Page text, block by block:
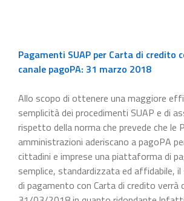
Pagamenti SUAP per Carta di credito
canale pagoPA: 31 marzo 2018
Allo scopo di ottenere una maggiore
semplicità dei procedimenti SUAP e di
rispetto della norma che prevede che le
amministrazioni aderiscano a pagoPA
cittadini e imprese una piattaforma di
semplice, standardizzata ed affidabile,
di pagamento con Carta di credito verrà